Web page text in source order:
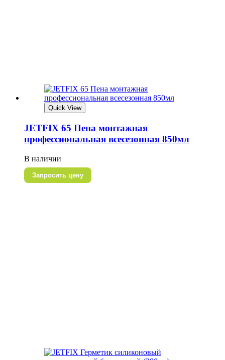
Quick View
JETFIX 65 Пена монтажная
профессиональная всесезонная 850мл
В наличии
Запросить цену